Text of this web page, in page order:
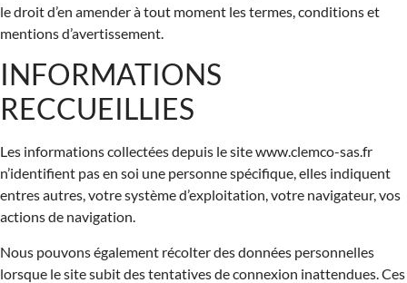
le droit d’en amender à tout moment les termes, conditions et
mentions d’avertissement.
INFORMATIONS
RECCUEILLIES
Les informations collectées depuis le site www.clemco-sas.fr
n’identifient pas en soi une personne spécifique, elles indiquent
entres autres, votre système d’exploitation, votre navigateur, vos
actions de navigation.
Nous pouvons également récolter des données personnelles
lorsque le site subit des tentatives de connexion inattendues. Ces